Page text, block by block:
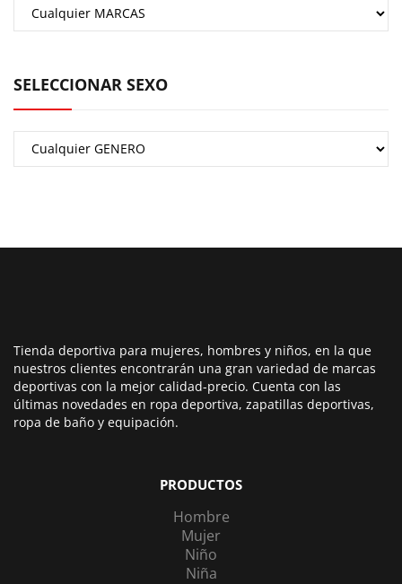
SELECCIONAR SEXO
Tienda deportiva para mujeres, hombres y niños, en la que
nuestros clientes encontrarán una gran variedad de marcas
deportivas con la mejor calidad-precio. Cuenta con las
últimas novedades en ropa deportiva, zapatillas deportivas,
ropa de baño y equipación.
PRODUCTOS
Hombre
Mujer
Niño
Niña